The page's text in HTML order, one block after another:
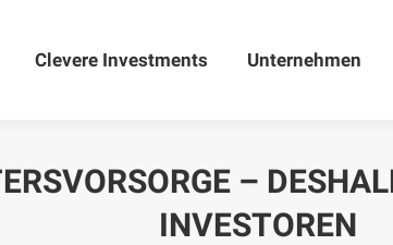
Clevere Investments Unternehmen
–
INVESTOREN
Clevere Investments Unternehmen